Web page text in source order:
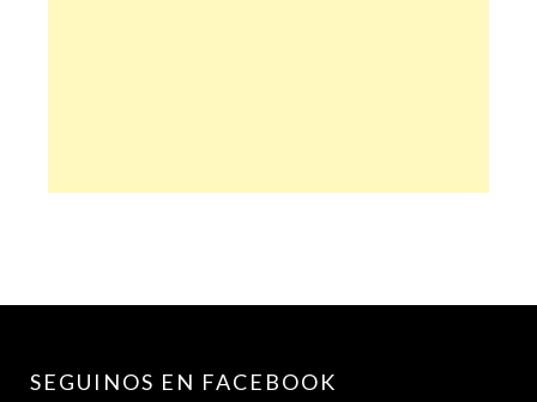
SEGUINOS EN FACEBOOK